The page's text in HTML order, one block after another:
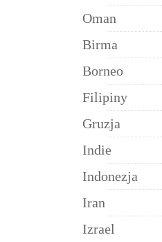
Oman
Birma
Borneo
Filipiny
Gruzja
Indie
Indonezja
Iran
Izrael